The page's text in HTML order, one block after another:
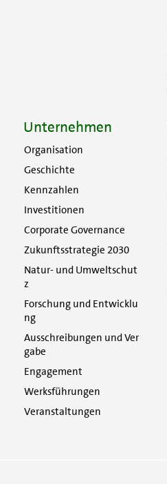
Unternehmen
Organisation
Geschichte
Kennzahlen
Investitionen
Corporate Governance
Zukunftsstrategie 2030
Natur- und Umweltschut
z
Forschung und Entwicklu
ng
Ausschreibungen und Ver
gabe
Engagement
Werksführungen
Veranstaltungen